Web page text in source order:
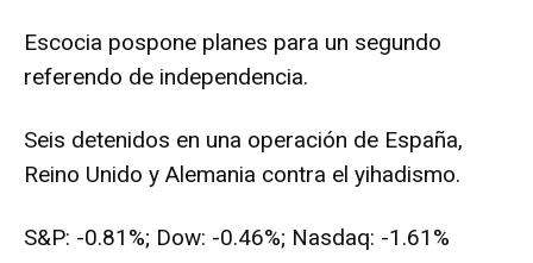
Escocia pospone planes para un segundo
referendo de independencia.
Seis detenidos en una operación de España,
Reino Unido y Alemania contra el yihadismo.
S&P: -0.81%; Dow: -0.46%; Nasdaq: -1.61%